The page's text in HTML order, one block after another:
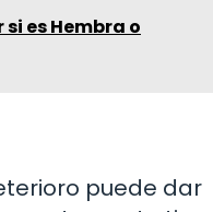
es Hembra o
puede dar